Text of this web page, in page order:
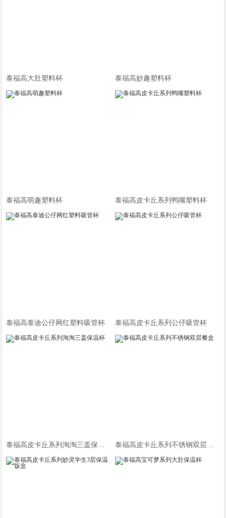
泰福高大肚塑料杯 泰福高妙趣塑料杯
泰福高萌趣塑料杯 泰福高皮卡丘系列鸭嘴塑料杯
泰福高泰迪公仔网红塑料吸管杯 泰福高皮卡丘系列公仔吸管杯
泰福高皮卡丘系列淘淘三盖保温杯 泰福高皮卡丘系列不锈钢双层餐盒